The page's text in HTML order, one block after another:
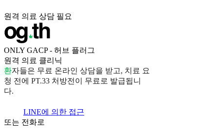
원격 의료 상담 필요
ONLY GACP - 허브 플러그
원격 의료 클리닉
환자들은 무 료 온라인 상담을 받고, 치 료 요
청 전 에 PT.33 처 방전 이 무 료 로 발급됩니
다.
LINE에 의한 접근
또는 전화로